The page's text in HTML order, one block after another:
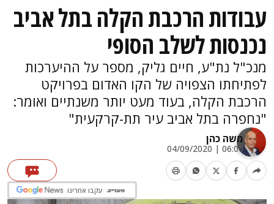
עבודות הרכבת הקלה בתל אביב
נכנסות לשלב הסופי
מנכ"ל נת"ע, חיים גליק, מספר על ההיערכות
לפתיחתו הצפויה של הקו האדום בפרויקט
הרכבת הקלה, בעוד מעט יותר משנתיים ואומר:
"נחפרה בתל אביב עיר תת-קרקעית"
משה כהן
06:00 | 04/09/2020
עקבו אחרינו